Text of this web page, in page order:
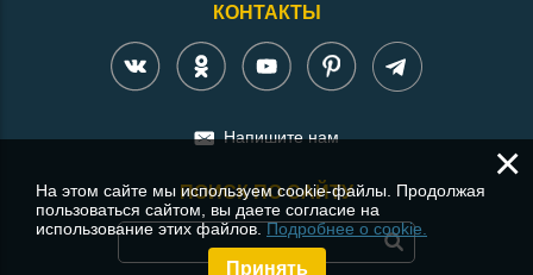
КОНТАКТЫ
Напишите нам
ПОИСК ПО САЙТУ
×
На этом сайте мы используем cookie-файлы. Продолжая
пользоваться сайтом, вы даете согласие на
использование этих файлов.Подробнее о cookie.
Принять